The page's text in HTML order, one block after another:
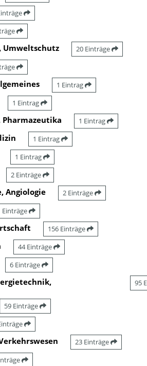
Umweltschutz 20 Einträge
1 Eintrag
1 Eintrag
Pharmazeutika 1 Eintrag
1 Eintrag
1 Eintrag
2 Einträge
Angiologie 2 Einträge
Einträge
156 Einträge
44 Einträge
6 Einträge
95
59 Einträge
23 Einträge